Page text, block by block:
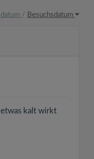
/ Besuchsdatum
etwas kalt wirkt